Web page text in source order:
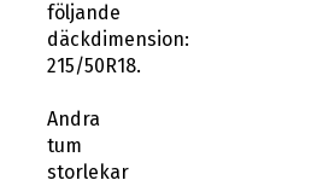
följande
däckdimension:
215/50R18.
Andra
tum
storlekar